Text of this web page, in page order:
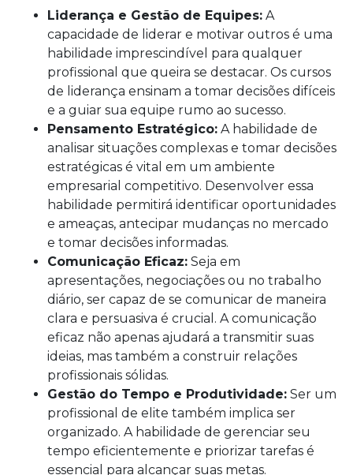
Liderança e Gestão de Equipes: A
capacidade de liderar e motivar outros é uma
habilidade imprescindível para qualquer
profissional que queira se destacar. Os cursos
de liderança ensinam a tomar decisões difíceis
e a guiar sua equipe rumo ao sucesso.
Pensamento Estratégico: A habilidade de
analisar situações complexas e tomar decisões
estratégicas é vital em um ambiente
empresarial competitivo. Desenvolver essa
habilidade permitirá identificar oportunidades
e ameaças, antecipar mudanças no mercado
e tomar decisões informadas.
Comunicação Eficaz: Seja em
apresentações, negociações ou no trabalho
diário, ser capaz de se comunicar de maneira
clara e persuasiva é crucial. A comunicação
eficaz não apenas ajudará a transmitir suas
ideias, mas também a construir relações
profissionais sólidas.
Gestão do Tempo e Produtividade: Ser um
profissional de elite também implica ser
organizado. A habilidade de gerenciar seu
tempo eficientemente e priorizar tarefas é
essencial para alcançar suas metas.